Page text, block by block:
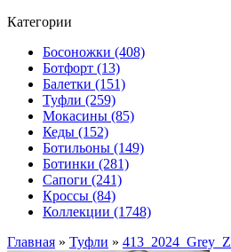
Категории
Босоножки (408)
Ботфорт (13)
Балетки (151)
Туфли (259)
Мокасины (85)
Кеды (152)
Ботильоны (149)
Ботинки (281)
Сапоги (241)
Кроссы (84)
Коллекции (1748)
Главная » Туфли » 413_2024_Grey_Z